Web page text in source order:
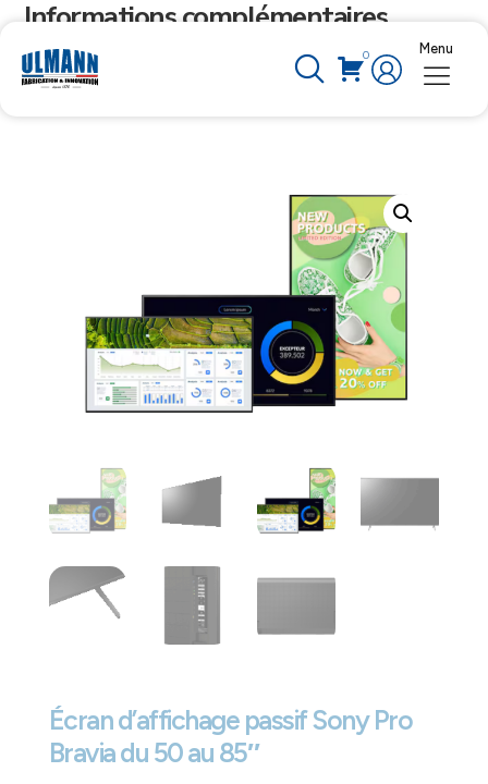
0 Menu
Informations complémentaires
Écran d’affichage passif Sony Pro
Bravia du 50 au 85″